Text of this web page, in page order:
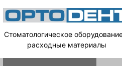
Стоматологическое
расходные материалы